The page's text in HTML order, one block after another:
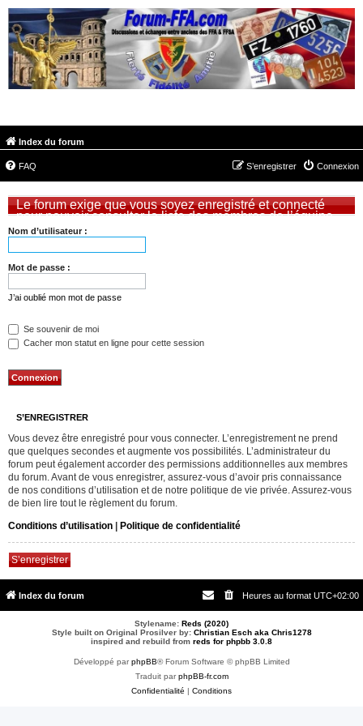
Index du forum
FAQ Connexion
S’enregistrer
Le forum exige que vous soyez enregistré et connecté
pour pouvoir consulter la liste des membres de l’équipe.
Nom d’utilisateur :
Mot de passe :
J’ai oublié mon mot de passe
Se souvenir de moi
Cacher mon statut en ligne pour cette session
S’ENREGISTRER
Vous devez être enregistré pour vous connecter. L’enregistrement ne prend
que quelques secondes et augmente vos possibilités. L’administrateur du
forum peut également accorder des permissions additionnelles aux membres
du forum. Avant de vous enregistrer, assurez-vous d’avoir pris connaissance
de nos conditions d’utilisation et de notre politique de vie privée. Assurez-vous
de bien lire tout le règlement du forum.
Conditions d’utilisation
Politique de confidentialité
S’enregistrer
Index du forum Heures au format UTC+02:00
Stylename: Reds (2020)
Style built on Original Prosilver by: Christian Esch aka Chris1278
inspired and rebuild from reds for phpbb 3.0.8
Développé parphpBB® Forum Software © phpBB Limited
Traduit parphpBB-fr.com
Confidentialité
Conditions